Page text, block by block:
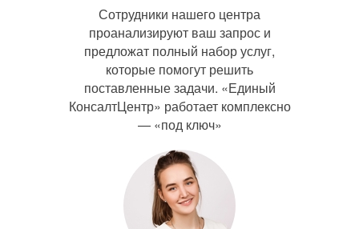
Сотрудники нашего центра
проанализируют ваш запрос и
предложат полный набор услуг,
которые помогут решить
поставленные задачи. «Единый
КонсалтЦентр» работает комплексно
— «под ключ»